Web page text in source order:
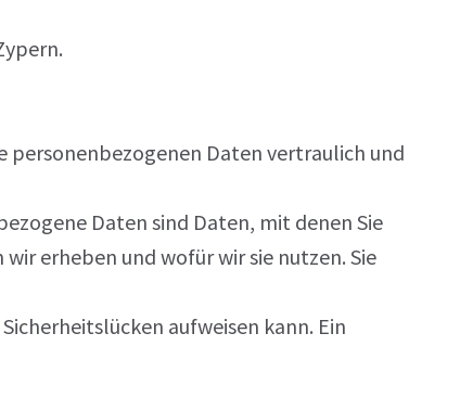
personenbezogenen Daten vertraulich und
Daten sind Daten, mit denen Sie
erheben und wofür wir sie nutzen. Sie
aufweisen kann. Ein